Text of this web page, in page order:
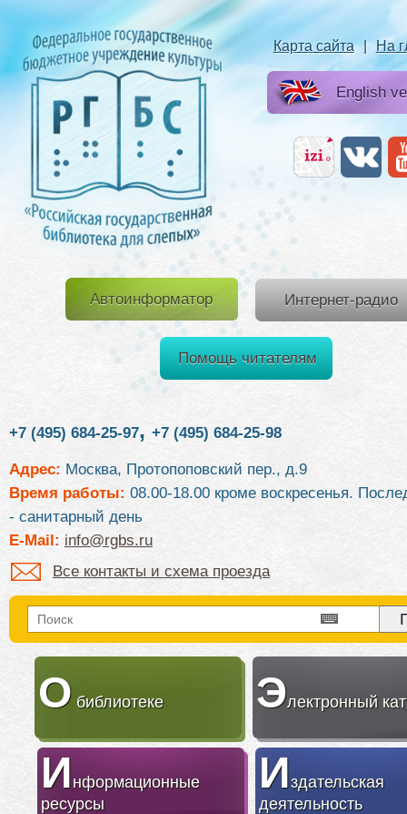
Карта сайта | На
English
Автоинформатор Интернет-радио
Помощь читателям
+7 (495) 684-25-97, +7 (495) 684-25-98
Адрес: Москва, Протопоповский пер., д.9
Время работы: 08.00-18.00 кроме воскресенья.
- санитарный день
E-Mail: info@rgbs.ru
Все контакты и схема проезда
О библиотеке Электронный
Информационные
ресурсы
Издательская
деятельность